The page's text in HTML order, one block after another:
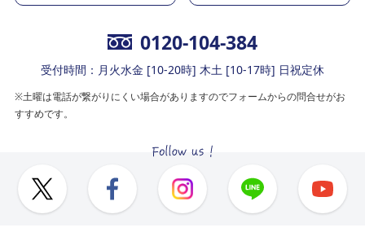
0120-104-384
受付時間：月火水金 [10-20時] 木土 [10-17時] 日祝定休
※土曜は電話が繋がりにくい場合がありますのでフォームからの問合せがお
すすめです。